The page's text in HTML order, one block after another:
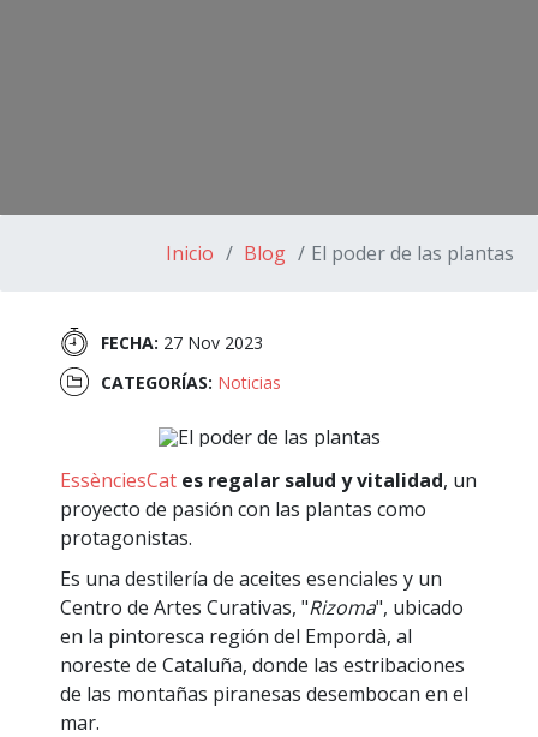
Inicio Blog El poder de las plantas
FECHA: 27 Nov 2023
CATEGORÍAS: Noticias
EssènciesCat es regalar salud y vitalidad, un
proyecto de pasión con las plantas como
protagonistas.
Es una destilería de aceites esenciales y un
Centro de Artes Curativas, "Rizoma", ubicado
en la pintoresca región del Empordà, al
noreste de Cataluña, donde las estribaciones
de las montañas piranesas desembocan en el
mar.